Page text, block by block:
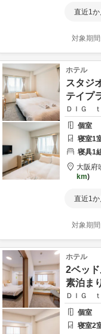
直近1
対象期
ホテル
スタジ
テイプ
ＤＩＧ
個室
寝室1
寝具1
大阪府
km
直近1
対象期
ホテル
2ベッ
素泊ま
ＤＩＧ
個室
寝室2